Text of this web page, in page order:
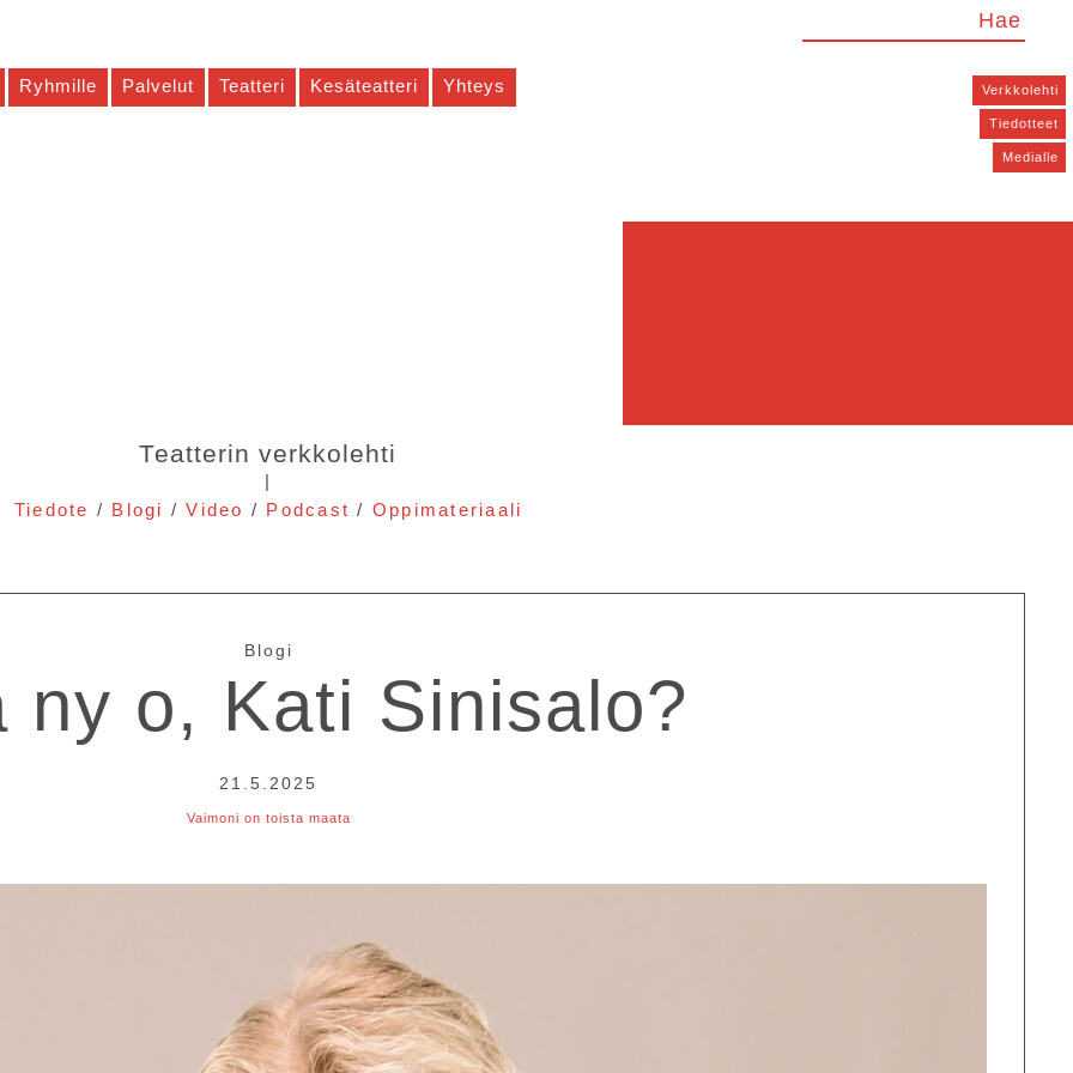
Ryhmille Palvelut Teatteri Kesäteatteri Yhteys Verkkolehti
Tiedotteet
Medialle
Teatterin verkkolehti
|
Tiedote / Blogi /Video / Podcast / Oppimateriaali
Blogi
ny o, Kati Sinisalo?
21.5.2025
Vaimoni on toista maata